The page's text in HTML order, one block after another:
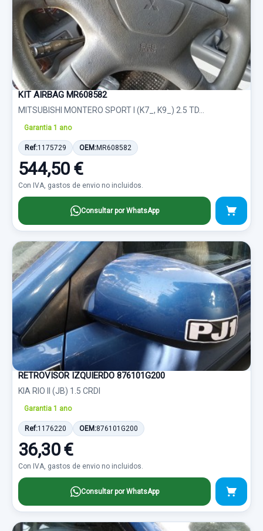
KIT AIRBAG MR608582
MITSUBISHI MONTERO SPORT I (K7_, K9_) 2.5 TD...
Garantia 1 ano
Ref:1175729 OEM:MR608582
544,50 €
Con IVA, gastos de envio no incluidos.
Consultar por WhatsApp
RETROVISOR IZQUIERDO 876101G200
KIA RIO II (JB) 1.5 CRDI
Garantia 1 ano
Ref:1176220 OEM:876101G200
36,30 €
Con IVA, gastos de envio no incluidos.
Consultar por WhatsApp